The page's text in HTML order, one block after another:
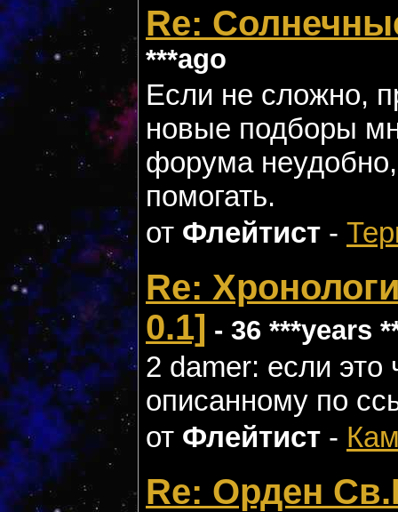
Re:
***ago
Если не сложно,
новые подборы
форума
помогать.
от Флейтист -
Re:
0.1] - 36 ***years
2 damer: если
описанному по
от Флейтист -
Re: Орден